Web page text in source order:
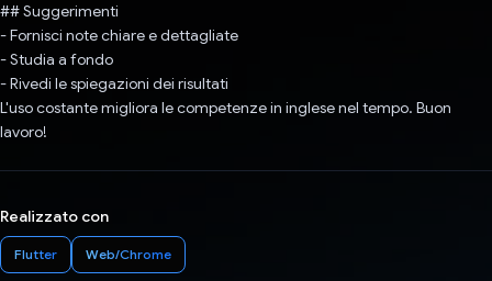
## Suggerimenti
- Fornisci note chiare e dettagliate
- Studia a fondo
- Rivedi le spiegazioni dei risultati
L'uso costante migliora le competenze in inglese nel tempo. Buon
lavoro!
Realizzato con
Flutter Web/Chrome